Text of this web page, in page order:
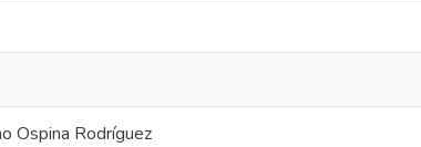
Ospina Rodríguez